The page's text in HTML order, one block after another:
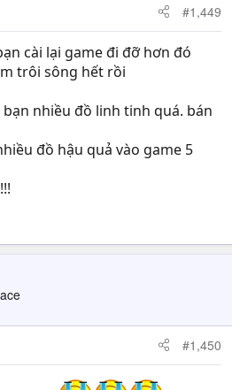
#1,449
cài lại game đi đỡ hơn đó
trôi sông hết rồi
nhiều đồ linh tinh quá. bán
đồ hậu quả vào game 5
#1,450